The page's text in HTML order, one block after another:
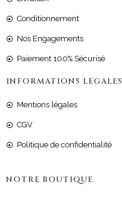
Conditionnement
Nos Engagements
Paiement 100% Sécurisé
INFORMATIONS LEGALES
Mentions légales
CGV
Politique de confidentialité
NOTRE BOUTIQUE